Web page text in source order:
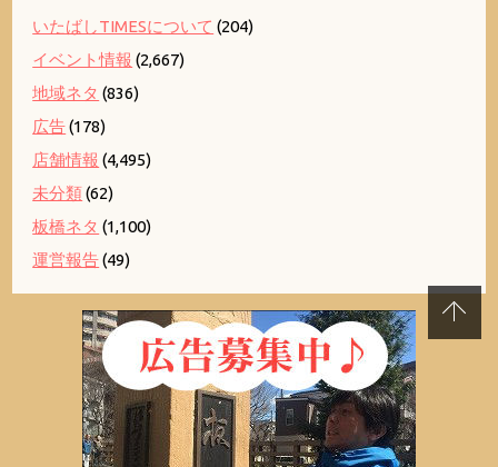
いたばしTIMESについて (204)
イベント情報 (2,667)
地域ネタ (836)
広告(178)
店舗情報 (4,495)
未分類(62)
板橋ネタ (1,100)
運営報告(49)